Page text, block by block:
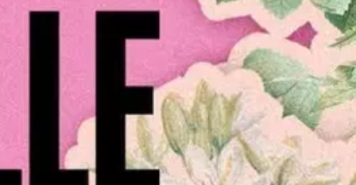
ei voi käydä saamatta laihdutusohjeita? Miksi
housuissa taskuja? Miksi elokuvan läskin pitää olla joko koominen
läskeille on kokoelma kirjoituksia, joita ryydittävät raivo ja
ja rakenteista niiden takana.